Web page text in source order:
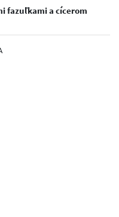
fazuľkami a cícerom